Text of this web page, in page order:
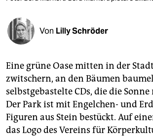
unterstützen
abo
genossenschaft
epaper login
Von Lilly Schröder
Eine grüne Oase mitten in der
zwitschern, an den Bäumen
selbstgebastelte CDs, die die
Der Park ist mit Engelchen- und
Figuren aus Stein bestückt. Auf
das Logo des Vereins für